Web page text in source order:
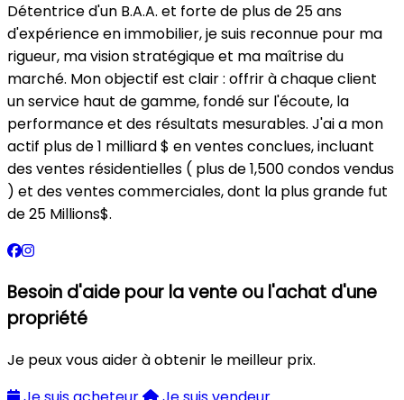
Détentrice d'un B.A.A. et forte de plus de 25 ans
d'expérience en immobilier, je suis reconnue pour ma
rigueur, ma vision stratégique et ma maîtrise du
marché. Mon objectif est clair : offrir à chaque client
un service haut de gamme, fondé sur l'écoute, la
performance et des résultats mesurables. J'ai a mon
actif plus de 1 milliard $ en ventes conclues, incluant
des ventes résidentielles ( plus de 1,500 condos vendus
) et des ventes commerciales, dont la plus grande fut
de 25 Millions$.
Besoin d'aide pour la vente ou l'achat d'une
propriété
Je peux vous aider à obtenir le meilleur prix.